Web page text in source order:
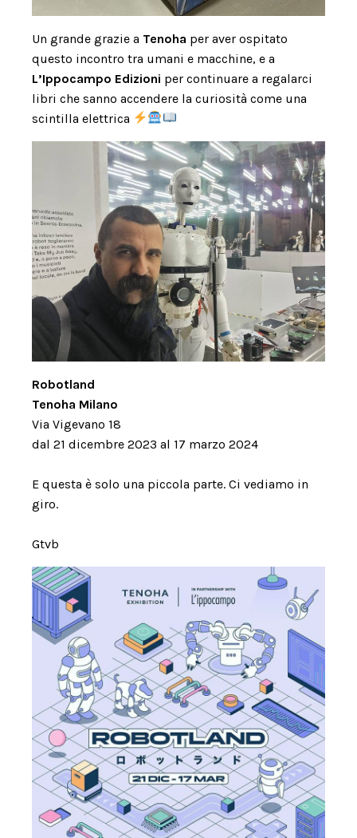
Un grande grazie a Tenoha per aver ospitato
questo incontro tra umani e macchine, e a
L’Ippocampo Edizioni per continuare a regalarci
libri che sanno accendere la curiosità come una
scintilla elettrica
Robotland
Tenoha Milano
Via Vigevano 18
dal 21 dicembre 2023 al 17 marzo 2024
E questa è solo una piccola parte. Ci vediamo in
giro.
Gtvb